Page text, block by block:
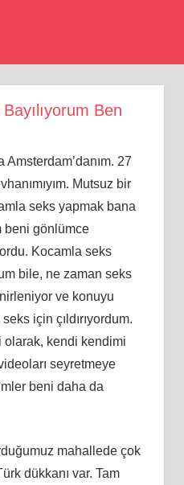
Ben
27
Mutsuz bir
seks yapmak bana
beni gönlümce
Kocamla seks
bile, ne zaman seks
ve konuyu
için çıldırıyordum.
kendi kendimi
seyretmeye
beni daha da
mahallede çok
dükkanı var. Tam